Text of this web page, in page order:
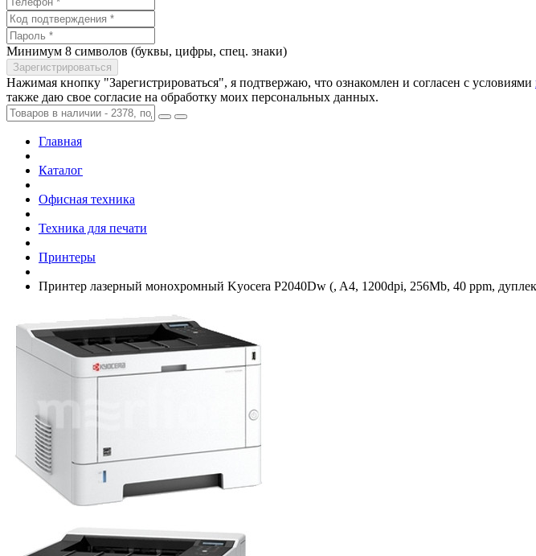
Минимум 8 символов (буквы, цифры, спец. знаки)
Нажимая кнопку "Зарегистрироваться", я подтвержаю, что ознакомлен и согласен с условиями
также даю свое согласие на обработку моих персональных данных.
Главная
Каталог
Офисная техника
Техника для печати
Принтеры
Принтер лазерный монохромный Kyocera P2040Dw (, A4, 1200dpi, 256Mb, 40 ppm,